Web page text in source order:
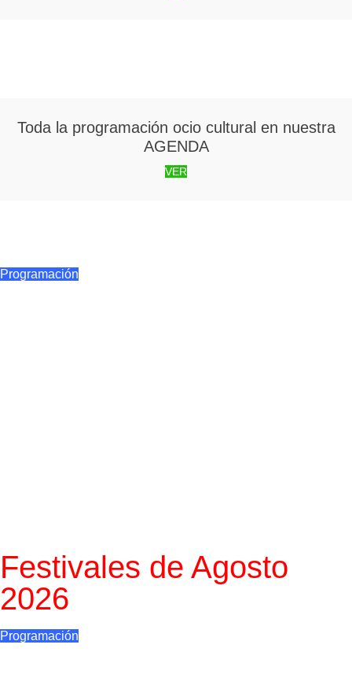
Toda la programación ocio cultural en nuestra
AGENDA
VER
Programación
Festivales de Agosto
2026
Programación